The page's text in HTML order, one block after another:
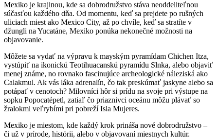
Mexiko je krajinou, kde sa dobrodružstvo stáva neoddeliteľnou
súčasťou každého dňa. Od momentu, keď sa prejdete po rušných
uliciach miest ako Mexico City, až po chvíle, keď sa stratíte v
džungli na Yucatáne, Mexiko ponúka nekonečné možnosti na
objavovanie.
Môžete sa vydať na výpravu k mayským pyramídam Chichen Itza,
vystúpiť na ikonickú Teotihuacanskú pyramídu Slnka, alebo objaviť
menej známe, no rovnako fascinujúce archeologické náleziská ako
Calakmul. Ak vás láka adrenalín, čo tak preskúmať jaskyne alebo sa
potápať v cenotoch? Milovníci hôr si prídu na svoje pri výstupe na
sopku Popocatépetl, zatiaľ čo priaznivci oceánu môžu plávať so
žralokmi veľrybími pri pobreží Isla Mujeres.
Mexiko je miestom, kde každý krok prináša nové dobrodružstvo –
či už v prírode, histórii, alebo v objavovaní miestnych kultúr.